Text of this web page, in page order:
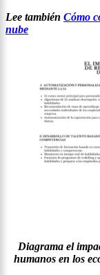
Lee también Cómo
nube
Diagrama el
humanos en los